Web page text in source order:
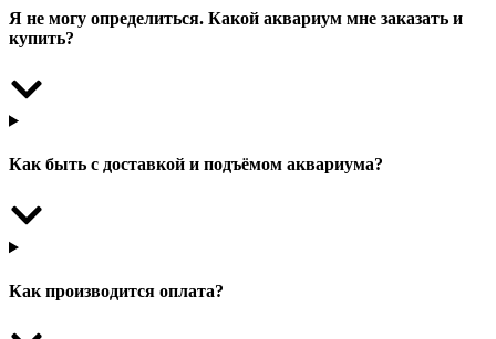
Я не могу определиться. Какой аквариум мне заказать и
купить?
Как быть с доставкой и подъёмом аквариума?
Как производится оплата?